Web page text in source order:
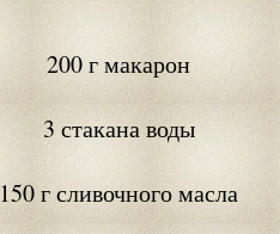
200 г макарон
3 стакана воды
150 г сливочного масла